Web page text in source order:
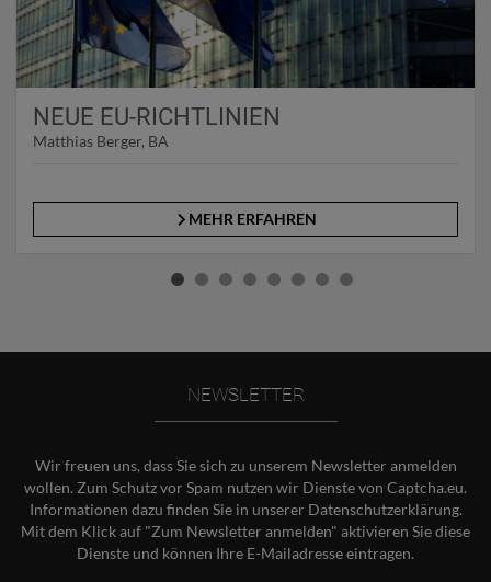
NEUE EU-RICHTLINIEN
Matthias Berger, BA
MEHR ERFAHREN
NEWSLETTER
Wir freuen uns, dass Sie sich zu unserem Newsletter anmelden
wollen. Zum Schutz vor Spam nutzen wir Dienste von Captcha.eu.
Informationen dazu finden Sie in unserer Datenschutzerklärung.
Mit dem Klick auf "Zum Newsletter anmelden" aktivieren Sie diese
Dienste und können Ihre E-Mailadresse eintragen.